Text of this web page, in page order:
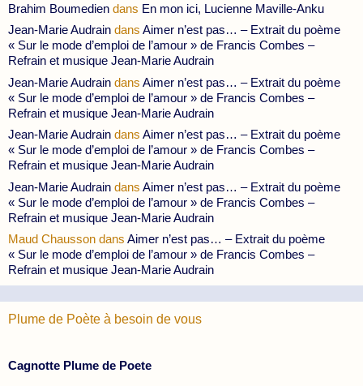
Brahim Boumedien dans En mon ici, Lucienne Maville-Anku
Jean-Marie Audrain dans Aimer n’est pas… – Extrait du poème
« Sur le mode d’emploi de l’amour » de Francis Combes –
Refrain et musique Jean-Marie Audrain
Jean-Marie Audrain dans Aimer n’est pas… – Extrait du poème
« Sur le mode d’emploi de l’amour » de Francis Combes –
Refrain et musique Jean-Marie Audrain
Jean-Marie Audrain dans Aimer n’est pas… – Extrait du poème
« Sur le mode d’emploi de l’amour » de Francis Combes –
Refrain et musique Jean-Marie Audrain
Jean-Marie Audrain dans Aimer n’est pas… – Extrait du poème
« Sur le mode d’emploi de l’amour » de Francis Combes –
Refrain et musique Jean-Marie Audrain
Maud Chausson dans Aimer n’est pas… – Extrait du poème
« Sur le mode d’emploi de l’amour » de Francis Combes –
Refrain et musique Jean-Marie Audrain
Plume de Poète à besoin de vous
Cagnotte Plume de Poete